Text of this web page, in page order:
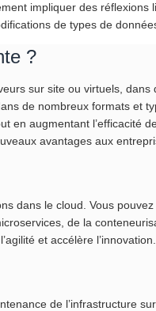
impliquer des réflexions
de types de
?
sur site ou virtuels, dans
de nombreux formats et
en augmentant l’efficacité
avantages aux
dans le cloud. Vous
de la
et accélère l’innovation.
de l’infrastructure